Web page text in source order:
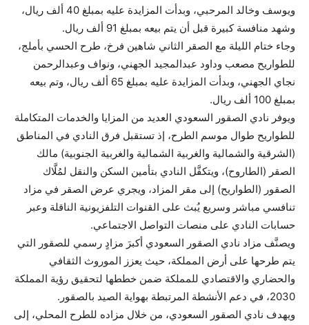
ويوسف وخالد المرحبي، وبدأت المزايدة عليه بمبلغ 40 ألف ريال،
وشهد منافسة كبيرة قبل أن يتم بيعه بمبلغ 91 ألف ريال.
وجاء ختام الليلة مع الصقر الثاني شاهين فرخ، طرح الحسي بأملج،
للطواريح مصعب وداود عبدالمجيد الجهني، ونواف وعبدالرحمن
نجاي الجهني، وبدأت المزايدة عليه بمبلغ 65 ألف ريال، وتم بيعه
بمبلغ 100 ألف ريال.
ويوفر نادي الصقور السعودي العديد من المزايا والخدمات المتكاملة
للطواريح طوال موسم الطرح، إذ تستقبل فرق النادي في المناطق
(الشرقية والشمالية والغربية الشمالية والغربية الجنوبية) مالك
الصقر (الطاروح)، ويتكفَّل النادي بتأمين السكن والنقل لمُلَّاك
الصقور (الطواريح) إلى مقر المزاد، ويجري عرض الصقر في مزاد
تنافسي مباشر وسريع يُبث على القنوات التلفزيونية الناقلة وعبر
حسابات النادي على منصات التواصل الاجتماعي.
ويصنَّف مزاد نادي الصقور السعودي أكبرَ مزادٍ رسمي للصقور التي
يتم طرحها على أرض المملكة، حيث يعزز الموروث الثقافي
والحضاري والاقتصادي للمملكة ضمن خططها لتحقيق رؤية المملكة
2030، في دعم الأنشطة المرتبطة بهواية الصيد بالصقور.
ويهدف نادي الصقور السعودي، من خلال مزاده للطرح المحلي، إلى